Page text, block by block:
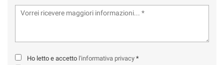
Ho letto e accetto l'informativa privacy *
cookie